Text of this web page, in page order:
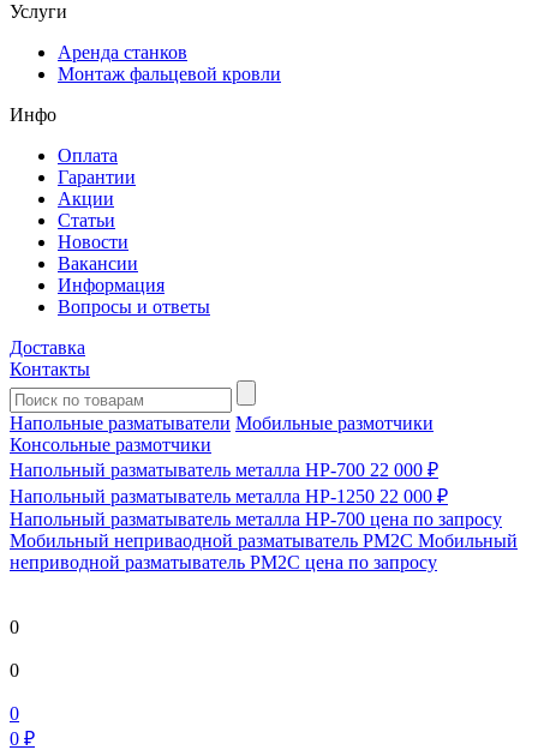
Услуги
Аренда станков
Монтаж фальцевой кровли
Инфо
Оплата
Гарантии
Акции
Статьи
Новости
Вакансии
Информация
Вопросы и ответы
Доставка
Контакты
Напольные разматыватели Мобильные размотчики
Консольные размотчики
Напольный разматыватель металла HP-700 22 000 ₽
Напольный разматыватель металла HP-1250 22 000 ₽
Напольный разматыватель металла HP-700 цена по запросу
Мобильный непривaодной разматыватель РМ2С Мобильный
неприводной разматыватель РМ2С цена по запросу
0
0
0
0 ₽